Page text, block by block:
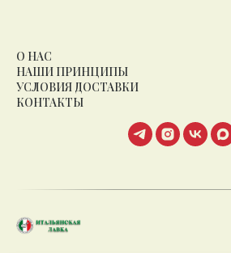
О НАС
НАШИ ПРИНЦИПЫ
УСЛОВИЯ ДОСТАВКИ
КОНТАКТЫ